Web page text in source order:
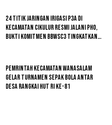
24 Titik Jaringan Irigasi P3A di
Kecamatan Cikulur Resmi Jalani PHO,
Bukti Komitmen BBWSC3 Tingkatkan
Pemrintah kecamatan Wanasalam
Gelar Turnamen Sepak Bola Antar
Desa Rangkai HUT RI ke-81